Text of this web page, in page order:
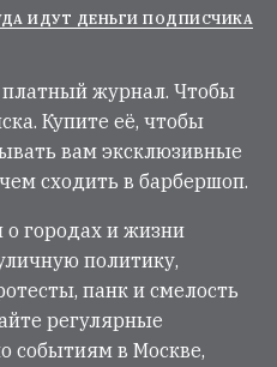
ИДУТ ДЕНЬГИ ПОДПИСЧИКА
платный журнал. Чтобы
Купите её, чтобы
вам эксклюзивные
сходить в барбершоп.
городах и жизни
политику,
панк и смелость
регулярные
событиям в Москве,